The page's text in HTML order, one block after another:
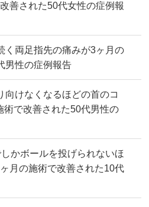
善された50代女性の症例報
く両足指先の痛みが3ヶ月の
男性の症例報告
向けなくなるほどの首のコ
術で改善された50代男性の
かボールを投げられないほ
月の施術で改善された10代